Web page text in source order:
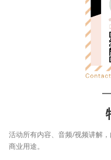
活动所有内容、音频/视频讲解
商业用途。